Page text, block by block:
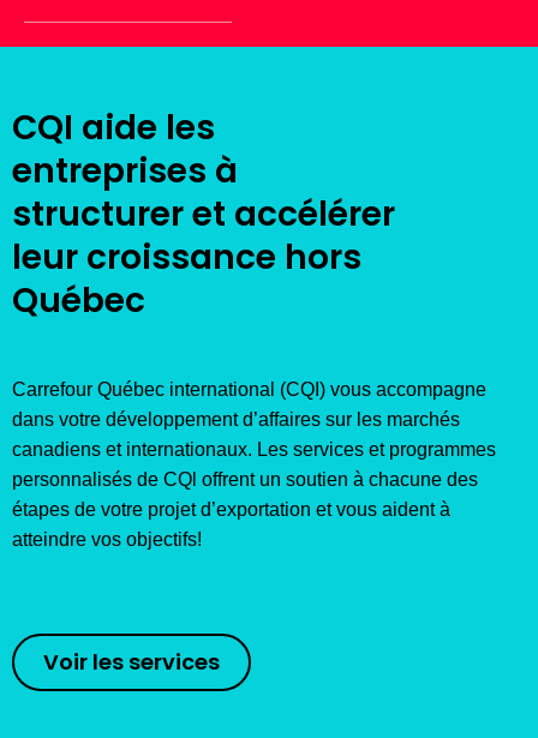
CQI aide les
entreprises à
structurer et accélérer
leur croissance hors
Québec
Carrefour Québec international (CQI) vous accompagne
dans votre développement d’affaires sur les marchés
canadiens et internationaux. Les services et programmes
personnalisés de CQl offrent un soutien à chacune des
étapes de votre projet d’exportation et vous aident à
atteindre vos objectifs!
Voir les services